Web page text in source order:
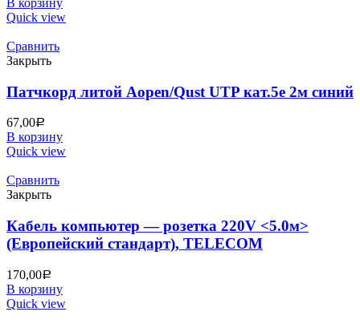
В корзину
Quick view
Сравнить
Закрыть
Патчкорд литой Aopen/Qust UTP кат.5е 2м синий
67,00Р
В корзину
Quick view
Сравнить
Закрыть
Кабель компьютер — розетка 220V <5.0м>
(Европейский стандарт), TELECOM
170,00Р
В корзину
Quick view